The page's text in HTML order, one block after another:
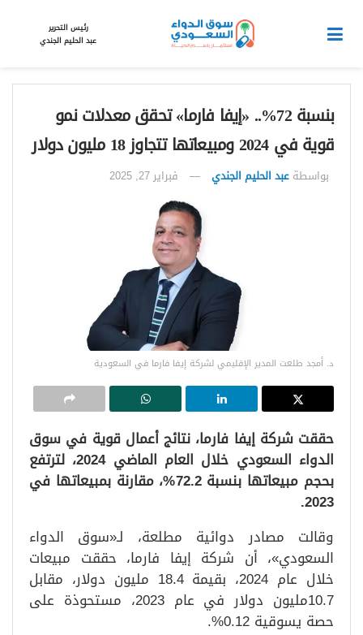
رئيس التحرير
عبد الحليم الجندي
بنسبة 72%.. «إيفا فارما» تحقق معدلات نمو
قوية في 2024 ومبيعاتها تتجاوز 18 مليون دولار
بواسطة عبد الحليم الجندي فبراير 27, 2025
د. أمجد طلعت المدير الإقليمي لشركة إيفا فارما في السعودية
حققت شركة إيفا فارما، نتائج أعمال قوية في سوق
الدواء السعودي خلال العام الماضي 2024، لترتفع
بحجم مبيعاتها بنسبة 72.2%، مقارنة بمبيعاتها في
2023.
وقالت مصادر دوائية مطلعة، لـ«سوق الدواء
السعودي»، أن شركة إيفا فارما، حققت مبيعات
خلال عام 2024، بقيمة 18.4 مليون دولار، مقابل
10.7مليون دولار في عام 2023، مستحوذة على
حصة يسوقية 0.12%.